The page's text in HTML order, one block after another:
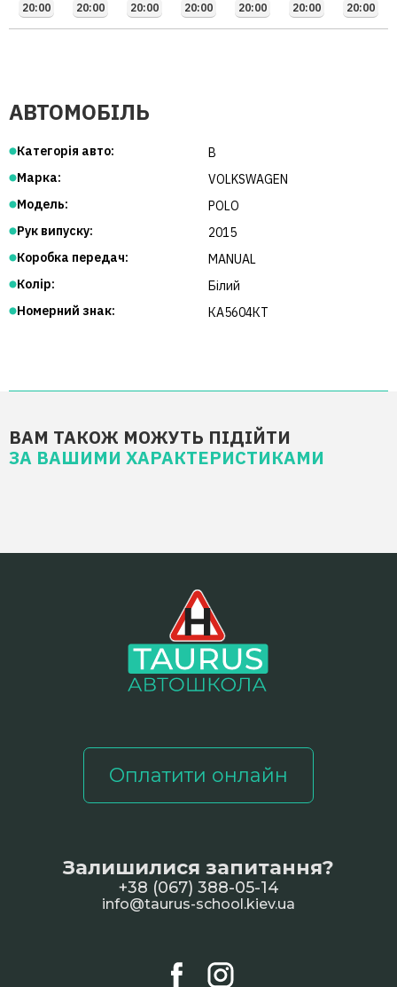
20:00 20:00 20:00 20:00 20:00 20:00 20:00
АВТОМОБІЛЬ
Категорія авто:
B
Марка:
VOLKSWAGEN
Модель:
POLO
Рук випуску:
2015
Коробка передач:
MANUAL
Колір:
Білий
Номерний знак:
КА5604КТ
ВАМ ТАКОЖ МОЖУТЬ ПІДІЙТИ
ЗА ВАШИМИ ХАРАКТЕРИСТИКАМИ
Оплатити онлайн
Залишилися запитання?
+38 (067) 388-05-14
info@taurus-school.kiev.ua